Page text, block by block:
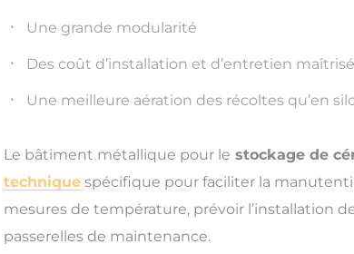
Une grande modularité
Des coût d’installation et d’entretien
Une meilleure aération des récoltes qu’en
Le bâtiment métallique pour le stockage de
technique spécifique pour faciliter la
mesures de température, prévoir l’installation
passerelles de maintenance.